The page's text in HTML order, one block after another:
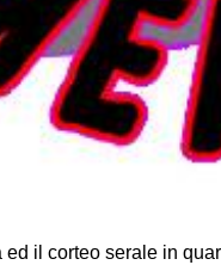
il corteo serale in